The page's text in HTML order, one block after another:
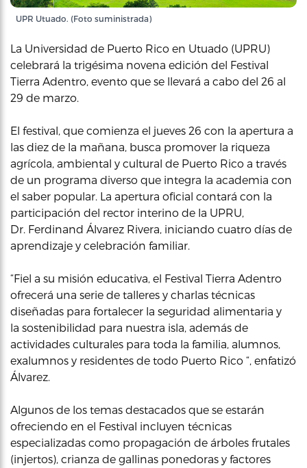
UPR Utuado. (Foto suministrada)
La Universidad de Puerto Rico en Utuado (UPRU)
celebrará la trigésima novena edición del Festival
Tierra Adentro, evento que se llevará a cabo del 26 al
29 de marzo.
El festival, que comienza el jueves 26 con la apertura a
las diez de la mañana, busca promover la riqueza
agrícola, ambiental y cultural de Puerto Rico a través
de un programa diverso que integra la academia con
el saber popular. La apertura oficial contará con la
participación del rector interino de la UPRU,
Dr. Ferdinand Álvarez Rivera, iniciando cuatro días de
aprendizaje y celebración familiar.
“Fiel a su misión educativa, el Festival Tierra Adentro
ofrecerá una serie de talleres y charlas técnicas
diseñadas para fortalecer la seguridad alimentaria y
la sostenibilidad para nuestra isla, además de
actividades culturales para toda la familia, alumnos,
exalumnos y residentes de todo Puerto Rico “, enfatizó
Álvarez.
Algunos de los temas destacados que se estarán
ofreciendo en el Festival incluyen técnicas
especializadas como propagación de árboles frutales
(injertos), crianza de gallinas ponedoras y factores